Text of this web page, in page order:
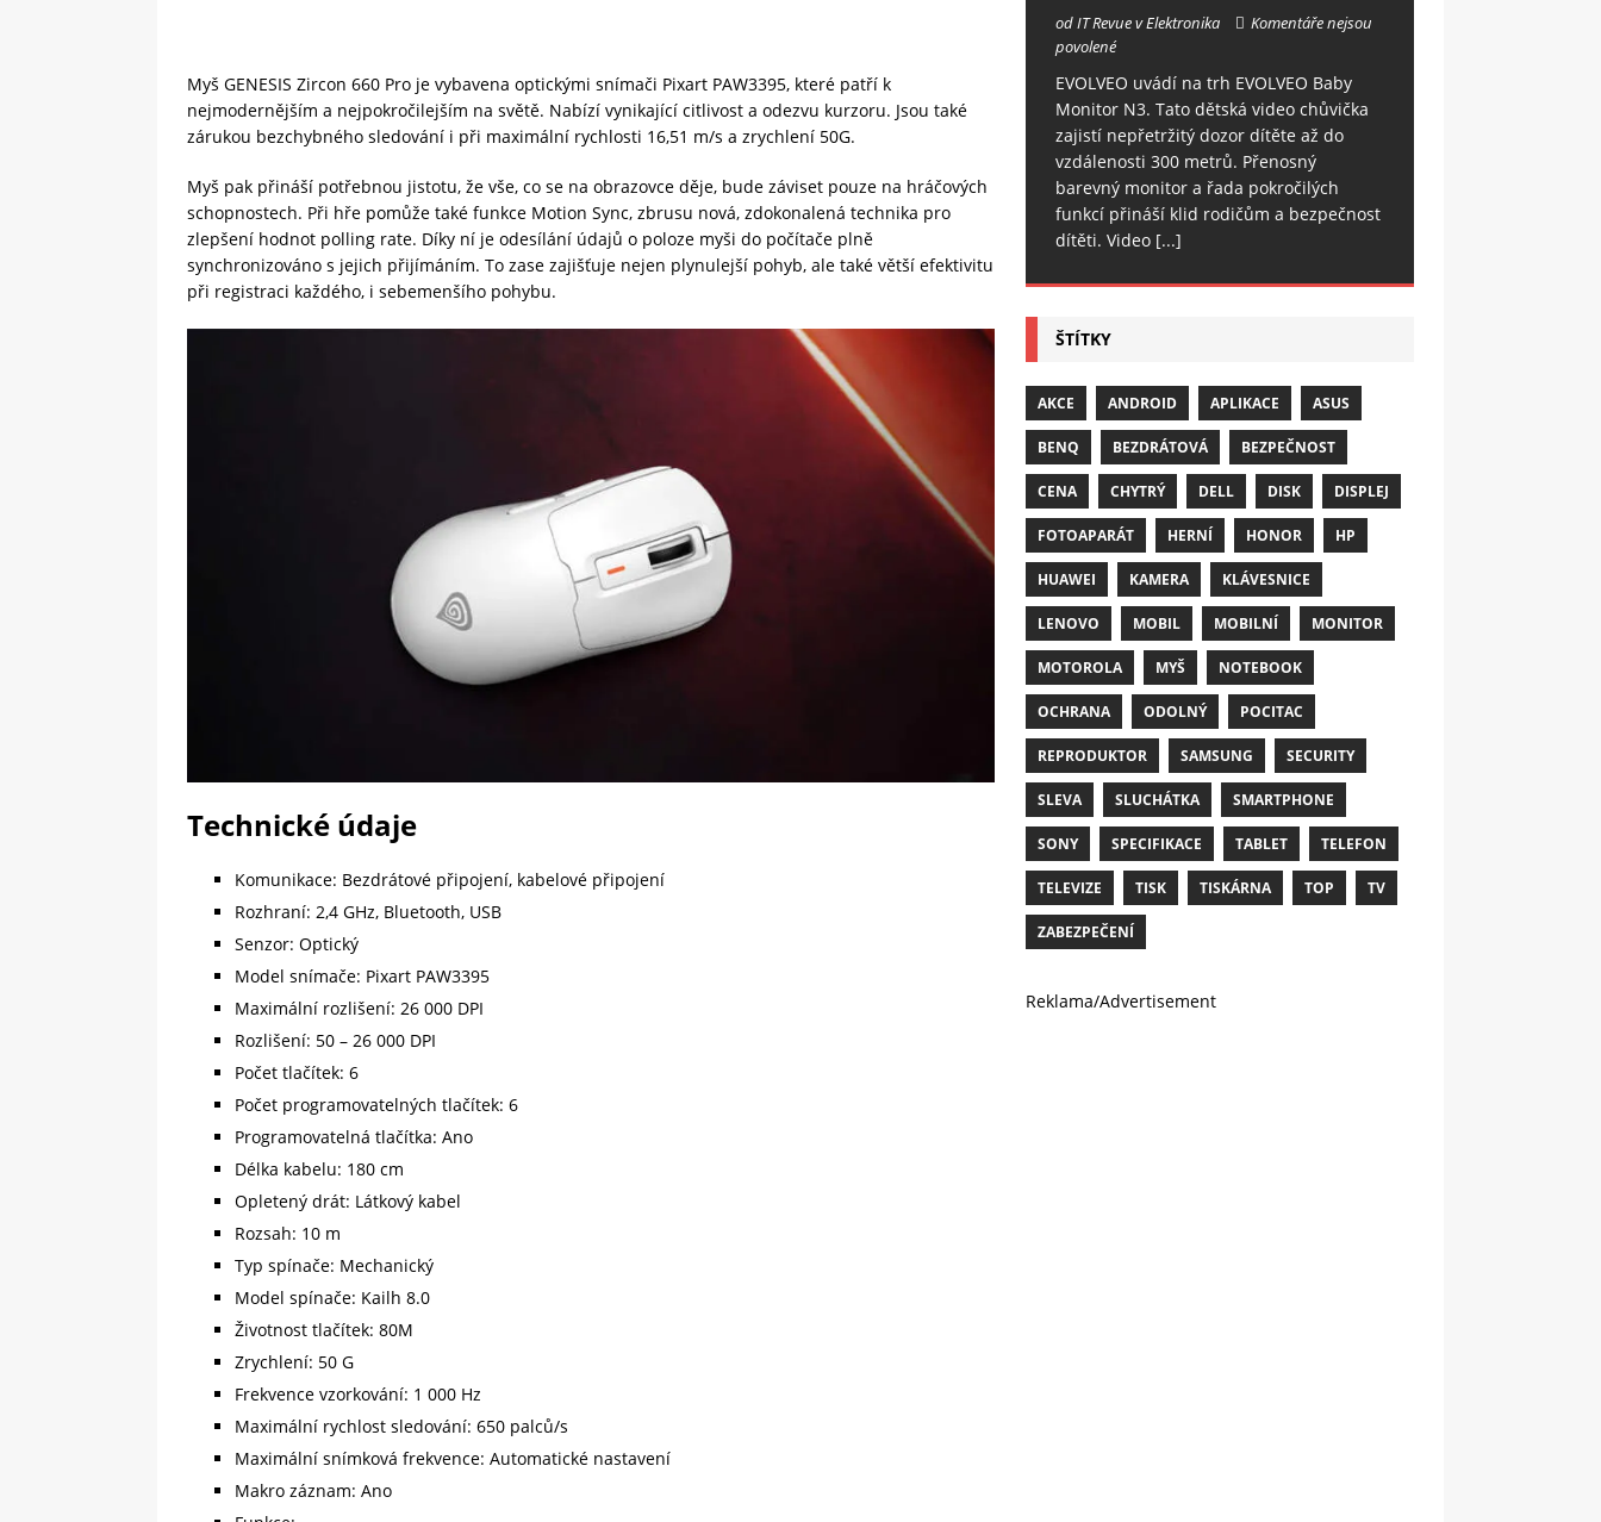
Myš GENESIS Zircon 660 Pro je vybavena optickými snímači Pixart PAW3395, které patří k
nejmodernějším a nejpokročilejším na světě. Nabízí vynikající citlivost a odezvu kurzoru. Jsou také
zárukou bezchybného sledování i při maximální rychlosti 16,51 m/s a zrychlení 50G.
Myš pak přináší potřebnou jistotu, že vše, co se na obrazovce děje, bude záviset pouze na hráčových
schopnostech. Při hře pomůže také funkce Motion Sync, zbrusu nová, zdokonalená technika pro
zlepšení hodnot polling rate. Díky ní je odesílání údajů o poloze myši do počítače plně
synchronizováno s jejich přijímáním. To zase zajišťuje nejen plynulejší pohyb, ale také větší efektivitu
při registraci každého, i sebemenšího pohybu.
Technické údaje
Komunikace: Bezdrátové připojení, kabelové připojení
Rozhraní: 2,4 GHz, Bluetooth, USB
Senzor: Optický
Model snímače: Pixart PAW3395
Maximální rozlišení: 26 000 DPI
Rozlišení: 50 – 26 000 DPI
Počet tlačítek: 6
Počet programovatelných tlačítek: 6
Programovatelná tlačítka: Ano
Délka kabelu: 180 cm
Opletený drát: Látkový kabel
Rozsah: 10 m
Typ spínače: Mechanický
Model spínače: Kailh 8.0
Životnost tlačítek: 80M
Zrychlení: 50 G
Frekvence vzorkování: 1 000 Hz
Maximální rychlost sledování: 650 palců/s
Maximální snímková frekvence: Automatické nastavení
Makro záznam: Ano
od IT Revue v Elektronika
Komentáře nejsou
povolené
EVOLVEO uvádí na trh EVOLVEO Baby
Monitor N3. Tato dětská video chůvička
zajistí nepřetržitý dozor dítěte až do
vzdálenosti 300 metrů. Přenosný
barevný monitor a řada pokročilých
funkcí přináší klid rodičům a bezpečnost
dítěti. Video [...]
ŠTÍTKY
AKCE ANDROID APLIKACE ASUS
BENQ BEZDRÁTOVÁ BEZPEČNOST
CENA CHYTRÝ DELL DISK DISPLEJ
FOTOAPARÁT HERNÍ HONOR HP
HUAWEI KAMERA KLÁVESNICE
LENOVO MOBIL MOBILNÍ MONITOR
MOTOROLA MYŠ NOTEBOOK
OCHRANA ODOLNÝ POCITAC
REPRODUKTOR SAMSUNG SECURITY
SLEVA SLUCHÁTKA SMARTPHONE
SONY SPECIFIKACE TABLET TELEFON
TELEVIZE TISK TISKÁRNA TOP TV
ZABEZPEČENÍ
Reklama/Advertisement